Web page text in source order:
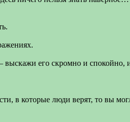
его скромно и спокойно,
в которые люди верят, то вы